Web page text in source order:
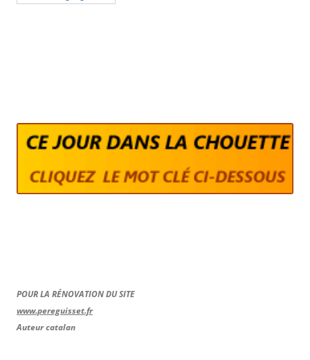
POUR LA RÉNOVATION DU SITE
www.pereguisset.fr
Auteur catalan